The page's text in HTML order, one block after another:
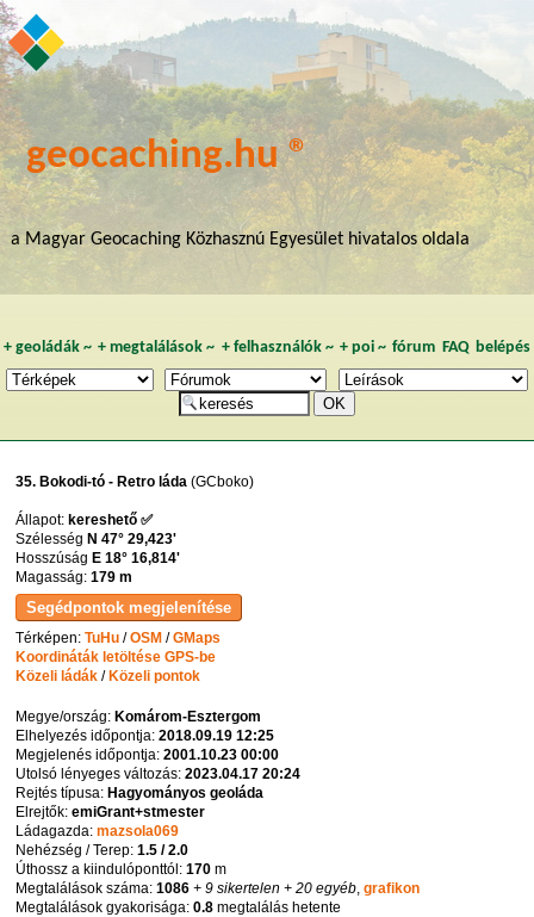
geocaching.hu ®
a Magyar Geocaching Közhasznú Egyesület hivatalos oldala
+ geoládák~ +megtalálások ~ + felhasználók~ + poi~ fórum FAQ belépés
35. Bokodi-tó - Retro láda (GCboko)
Állapot:kereshető ✅
SzélességN 47° 29,423'
HosszúságE 18° 16,814'
Magasság:179 m
Térképen:TuHu /OSM /GMaps
Koordináták letöltése GPS-be
Közeli ládák / Közeli pontok
Megye/ország: Komárom-Esztergom
Elhelyezés időpontja:2018.09.19 12:25
Megjelenés időpontja:2001.10.23 00:00
Utolsó lényeges változás:2023.04.17 20:24
Rejtés típusa: Hagyományos geoláda
Elrejtők:emiGrant+stmester
Ládagazda:mazsola069
Nehézség / Terep:1.5 / 2.0
Úthossz a kiindulóponttól:170 m
Megtalálások száma:1086 + 9 sikertelen + 20 egyéb,grafikon
Megtalálások gyakorisága:0.8 megtalálás hetente